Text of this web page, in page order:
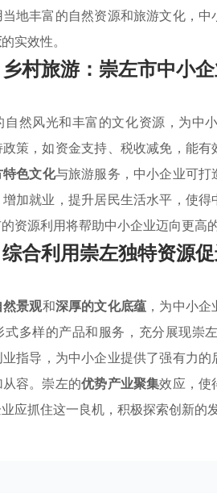
地丰富的自然资源和旅游文化，
的实效性。
乡村旅游：崇左市中小
自然风光和丰富的文化资源，为中
策，如资金支持、税收减免，能
色文化与旅游服务，中小企业可
加就业，提升居民生活水平，使
资源利用将帮助中小企业迈向更高
综合利用崇左独特资源
景观和深厚的文化底蕴 ，为中小
式多样的产品和服务，充分展现崇
业指导，为中小企业提供了强有力
容。崇左的优势产业聚集效应，使
应抓住这一良机，积极探索创新的